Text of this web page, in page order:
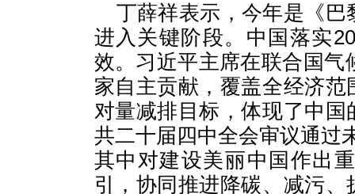
丁薛祥表示，今年是《
进入关键阶段。中国落实
效。习近平主席在联合国气
家自主贡献，覆盖全经济
对量减排目标，体现了中
共二十届四中全会审议通过
其中对建设美丽中国作出
引，协同推进降碳、减污